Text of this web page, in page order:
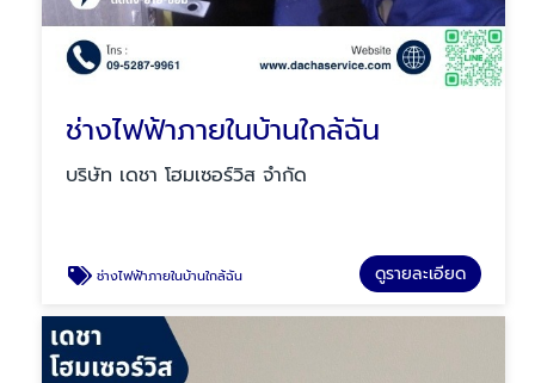
ช่างไฟฟ้าภายในบ้านใกล้ฉัน
บริษัท เดชา โฮมเซอร์วิส จำกัด
ช่างไฟฟ้าภายในบ้านใกล้ฉัน ดูรายละเอียด